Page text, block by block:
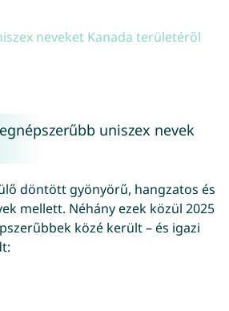
neveket Kanada területéről
uniszex nevek
döntött gyönyörű, hangzatos és
mellett. Néhány ezek közül 2025
közé került – és igazi